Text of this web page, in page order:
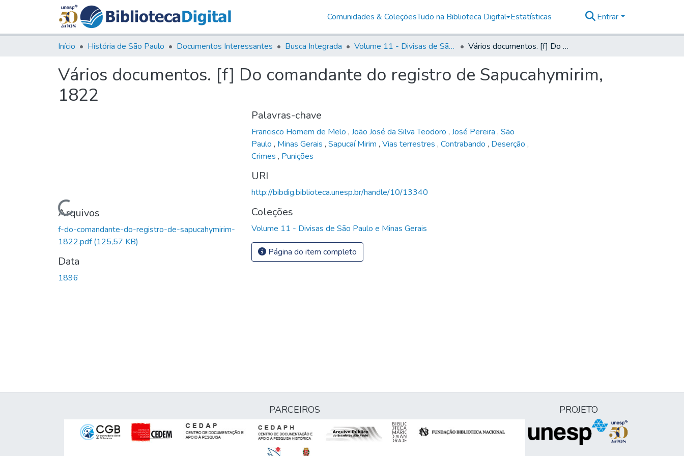
Comunidades & ColeçõesTudo na Biblioteca Digital Estatísticas Entrar
Início História de São Paulo Documentos Interessantes Busca Integrada Volume 11 - Divisas de São Paulo e Minas Gerais Vários documentos. [f] Do comandante do registro de Sapucahymirim, 1822
Vários documentos. [f] Do comandante do registro de Sapucahymirim,
1822
Carregando...
Arquivos
f-do-comandante-do-registro-de-sapucahymirim-
1822.pdf(125,57 KB)
Data
1896
Palavras-chave
Francisco Homem de Melo , João José da Silva Teodoro , José Pereira , São
Paulo , Minas Gerais , Sapucaí Mirim , Vias terrestres , Contrabando , Deserção ,
Crimes , Punições
URI
http://bibdig.biblioteca.unesp.br/handle/10/13340
Coleções
Volume 11 - Divisas de São Paulo e Minas Gerais
Página do item completo
PARCEIROS PROJETO